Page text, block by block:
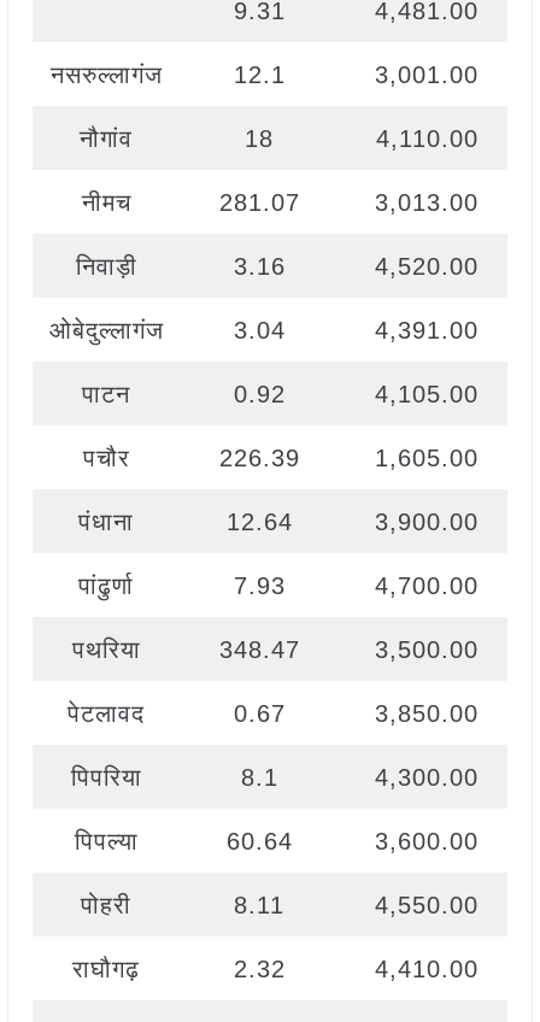
9.31 4,481.00
नसरुल्लागंज 12.1 3,001.00
नौगांव 18 4,110.00
नीमच 281.07 3,013.00
निवाड़ी 3.16 4,520.00
ओबेदुल्लागंज 3.04 4,391.00
पाटन 0.92 4,105.00
पचौर 226.39 1,605.00
पंधाना 12.64 3,900.00
पांढुर्णा 7.93 4,700.00
पथरिया 348.47 3,500.00
पेटलावद 0.67 3,850.00
पिपरिया 8.1 4,300.00
पिपल्या 60.64 3,600.00
पोहरी 8.11 4,550.00
राघौगढ़ 2.32 4,410.00